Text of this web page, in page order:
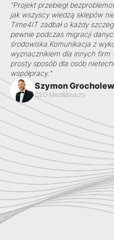
"Projekt przebiegł
jak wszyscy wiedzą sklepów
Time4IT zadbał o każdy
pewnie podczas migracji
środowiska.Komunikacja z
wyznacznikiem dla innych firm
prosty sposób dla osób
współpracy."
Szymon
CEO Med&Beauty